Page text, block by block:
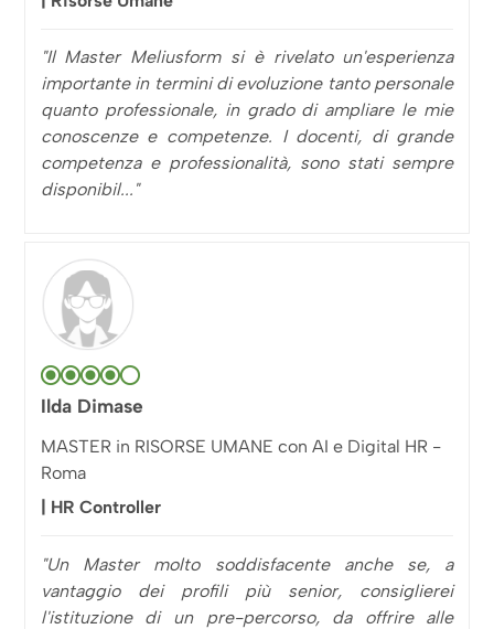
"Il Master Meliusform si è rivelato un'esperienza
importante in termini di evoluzione tanto personale
quanto professionale, in grado di ampliare le mie
conoscenze e competenze. I docenti, di grande
competenza e professionalità, sono stati sempre
disponibil..."
Ilda Dimase
MASTER in RISORSE UMANE con AI e Digital HR -
Roma
| HR Controller
"Un Master molto soddisfacente anche se, a
vantaggio dei profili più senior, consiglierei
l'istituzione di un pre-percorso, da offrire alle